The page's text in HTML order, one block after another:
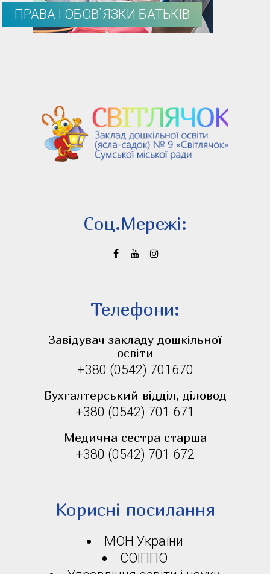
ПРАВА І ОБОВ`ЯЗКИ БАТЬКІВ
Соц.Мережi:
Телефони:
Завідувач закладу дошкільної
освіти
+380 (0542) 701670
Бухгалтерський відділ, діловод
+380 (0542) 701 671
Медична сестра старша
+380 (0542) 701 672
Корисні посилання
МОН України
СОІППО